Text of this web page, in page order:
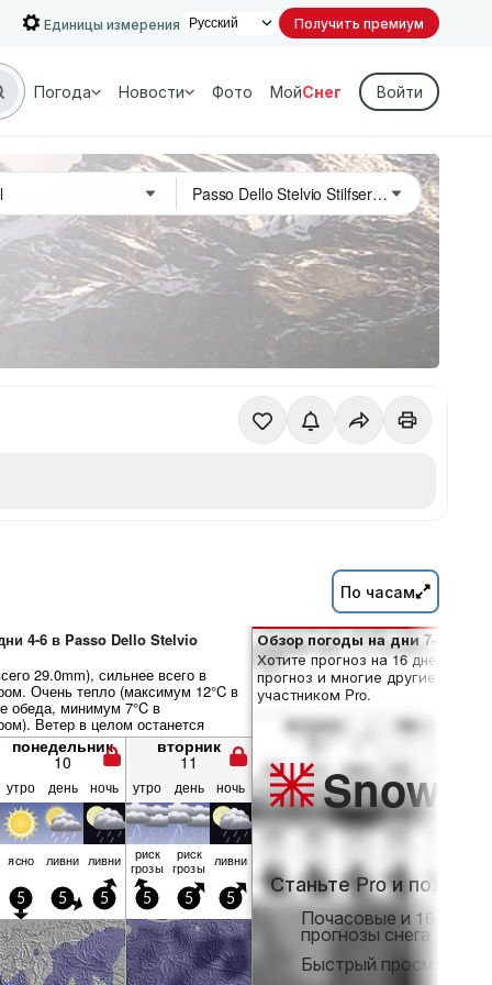
Единицы измерения Получить премиум
Погода Новости Фото МойСнег Войти
По часам
4-6 в Passo Dello Stelvio
29.0mm), сильнее всего в
Очень тепло (максимум 12°C в
обеда, минимум 7°C в
Ветер в целом останется
понедельник
10
вторник
11
утро день ночь утро день ночь
ясно ливни ливни риск
грозы
риск
грозы ливни
5 5 5 5 5 5
Обзор погоды на дни 7–16:
Хотите прогноз на 16 дней?
прогноз и многие другие
участником Pro.
Snow
Станьте Pro и
Почасовые и 16-
прогнозы снега
Быстрый просмотр